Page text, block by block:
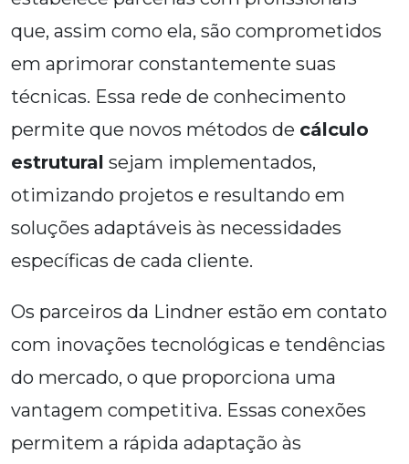
que, assim como ela, são comprometidos
em aprimorar constantemente suas
técnicas. Essa rede de conhecimento
permite que novos métodos de cálculo
estrutural sejam implementados,
otimizando projetos e resultando em
soluções adaptáveis às necessidades
específicas de cada cliente.
Os parceiros da Lindner estão em contato
com inovações tecnológicas e tendências
do mercado, o que proporciona uma
vantagem competitiva. Essas conexões
permitem a rápida adaptação às